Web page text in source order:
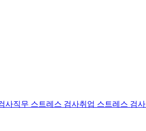
사직무 스트레스 검사취업 스트레스 검사